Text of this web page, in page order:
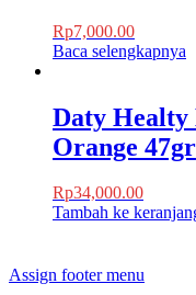
Rp7,000.00
Baca selengkapnya
Daty Healty
Orange 47gr
Rp34,000.00
Tambah ke
Assign footer menu